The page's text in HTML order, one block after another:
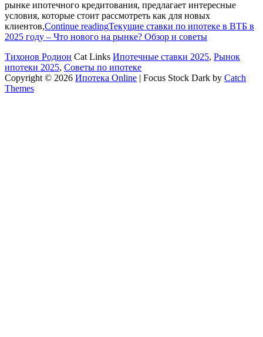
рынке ипотечного кредитования, предлагает интересные
условия, которые стоит рассмотреть как для новых
клиентов,Continue readingТекущие ставки по ипотеке в ВТБ в
2025 году – Что нового на рынке? Обзор и советы
Тихонов Родион Cat Links Ипотечные ставки 2025, Рынок
ипотеки 2025, Советы по ипотеке
Copyright © 2026 Ипотека Online | Focus Stock Dark by Catch
Themes